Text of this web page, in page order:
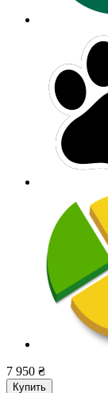
7 950 ₴
Купить